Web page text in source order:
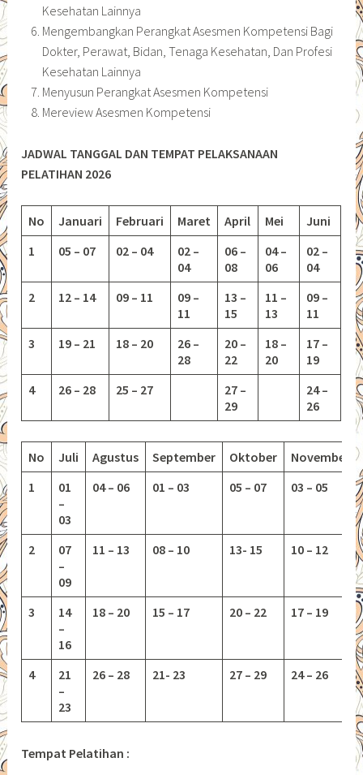
Kesehatan Lainnya
Mengembangkan Perangkat Asesmen Kompetensi Bagi
Dokter, Perawat, Bidan, Tenaga Kesehatan, Dan Profesi
Kesehatan Lainnya
Menyusun Perangkat Asesmen Kompetensi
Mereview Asesmen Kompetensi
JADWAL TANGGAL DAN TEMPAT PELAKSANAAN
PELATIHAN 2026
No Januari Februari Maret April Mei
Juni
1
05 – 07 02 – 04
02 –
04
06 –
08
04 –
06
02 –
04
2
12 – 14 09 – 11
09 –
11
13 –
15
11 –
13
09 –
11
3
19 – 21 18 – 20
26 –
28
20 –
22
18 –
20
17 –
19
4
26 – 28 25 – 27
27 –
29
24 –
26
No Juli Agustus September Oktober
November
1
01
–
03
04 – 06 01 – 03 05 – 07 03 – 05
2
07
–
09
11 – 13 08 – 10 13- 15 10 – 12
3
14
–
16
18 – 20 15 – 17 20 – 22 17 – 19
4
21
–
23
26 – 28 21- 23 27 – 29 24 – 26
Tempat Pelatihan :